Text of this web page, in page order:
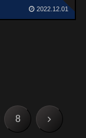
2022.12.01
8 次